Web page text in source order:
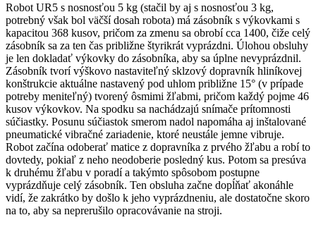
Robot UR5 s nosnosťou 5 kg (stačil by aj s nosnosťou 3 kg,
potrebný však bol väčší dosah robota) má zásobník s výkovkami s
kapacitou 368 kusov, pričom za zmenu sa obrobí cca 1400, čiže celý
zásobník sa za ten čas približne štyrikrát vyprázdni. Úlohou obsluhy
je len dokladať výkovky do zásobníka, aby sa úplne nevyprázdnil.
Zásobník tvorí výškovo nastaviteľný sklzový dopravník hliníkovej
konštrukcie aktuálne nastavený pod uhlom približne 15° (v prípade
potreby meniteľný) tvorený ôsmimi žľabmi, pričom každý pojme 46
kusov výkovkov. Na spodku sa nachádzajú snímače prítomnosti
súčiastky. Posunu súčiastok smerom nadol napomáha aj inštalované
pneumatické vibračné zariadenie, ktoré neustále jemne vibruje.
Robot začína odoberať matice z dopravníka z prvého žľabu a robí to
dovtedy, pokiaľ z neho neodoberie posledný kus. Potom sa presúva
k druhému žľabu v poradí a takýmto spôsobom postupne
vyprázdňuje celý zásobník. Ten obsluha začne dopĺňať akonáhle
vidí, že zakrátko by došlo k jeho vyprázdneniu, ale dostatočne skoro
na to, aby sa neprerušilo opracovávanie na stroji.